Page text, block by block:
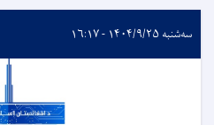
سه‌شنبه ۱۴۰۴/۹/۲۵ - ۱۶:۱۷